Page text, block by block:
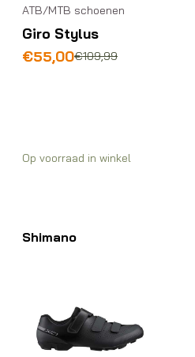
ATB/MTB schoenen
Giro Stylus
€109,99
Oorspronkelijke
€55,00
Huidige
Op voorraad in winkel
Shimano